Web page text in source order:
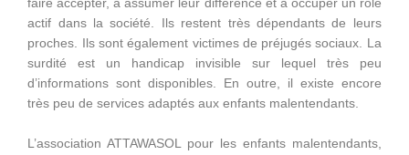
faire accepter, à assumer leur différence et à occuper un rôle
actif dans la société. Ils restent très dépendants de leurs
proches. Ils sont également victimes de préjugés sociaux. La
surdité est un handicap invisible sur lequel très peu
d’informations sont disponibles. En outre, il existe encore
très peu de services adaptés aux enfants malentendants.
L’association ATTAWASOL pour les enfants malentendants,